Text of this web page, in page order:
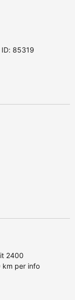
ID: 85319
2400
km per info